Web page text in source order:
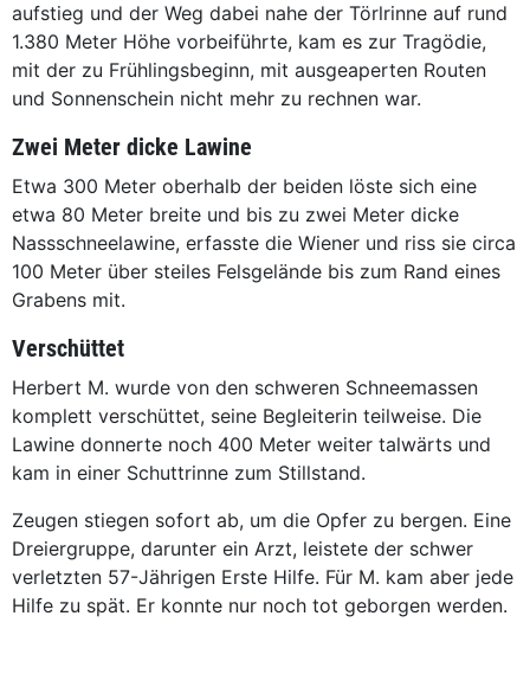
aufstieg und der Weg dabei nahe der Törlrinne auf rund
1.380 Meter Höhe vorbeiführte, kam es zur Tragödie,
mit der zu Frühlingsbeginn, mit ausgeaperten Routen
und Sonnenschein nicht mehr zu rechnen war.
Zwei Meter dicke Lawine
Etwa 300 Meter oberhalb der beiden löste sich eine
etwa 80 Meter breite und bis zu zwei Meter dicke
Nassschneelawine, erfasste die Wiener und riss sie circa
100 Meter über steiles Felsgelände bis zum Rand eines
Grabens mit.
Verschüttet
Herbert M. wurde von den schweren Schneemassen
komplett verschüttet, seine Begleiterin teilweise. Die
Lawine donnerte noch 400 Meter weiter talwärts und
kam in einer Schuttrinne zum Stillstand.
Zeugen stiegen sofort ab, um die Opfer zu bergen. Eine
Dreiergruppe, darunter ein Arzt, leistete der schwer
verletzten 57-Jährigen Erste Hilfe. Für M. kam aber jede
Hilfe zu spät. Er konnte nur noch tot geborgen werden.